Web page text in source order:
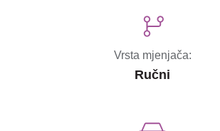
Vrsta mjenjača:
Ručni